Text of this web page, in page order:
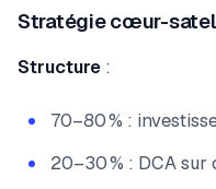
Stratégie cœur-
Structure :
70–80 % :
20–30 % : DCA sur